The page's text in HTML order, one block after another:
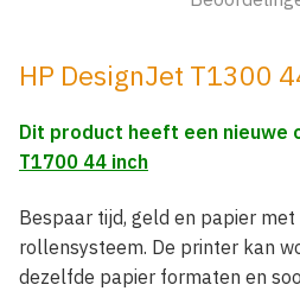
HP DesignJet T1300
Dit product heeft een nieuwe
T1700 44 inch
Bespaar tijd, geld en papier
rollensysteem. De printer kan
dezelfde papier formaten en